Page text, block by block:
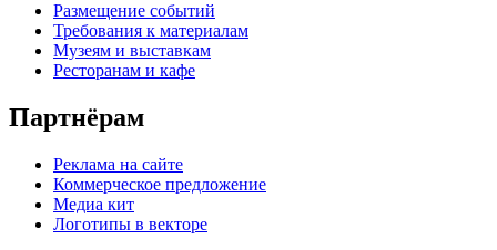
Размещение событий
Требования к материалам
Музеям и выставкам
Ресторанам и кафе
Партнёрам
Реклама на сайте
Коммерческое предложение
Медиа кит
Логотипы в векторе